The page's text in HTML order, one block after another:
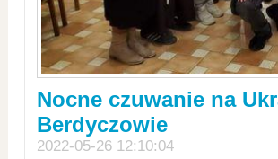
Nocne czuwanie na
Berdyczowie
2022-05-26 12:10:04